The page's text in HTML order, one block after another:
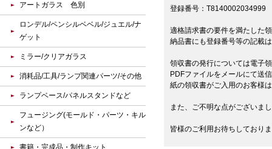
登録番号：T8140002034999
適格請求書の要件を満たした
納品書にも登録番号等の記載
領収書の発行については電子
PDFファイルをメールにて送
紙の領収書がご入用のお客様
また、ご不明な点がございま
皆様のご利用お待ちしており
アートガラス 色別
ロンデル/ペンシルベベル/ジュエル/ナ
ゲット
ミラー/クリアガラス
消耗品/工具/ランプ関連パーツ/その他
ランプベース/パネルスタンドなど
フュージング(モールド・パーツ・キル
ンなど）
書籍・完成品・制作キット